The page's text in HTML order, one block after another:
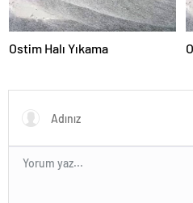
Ostim Halı Yıkama